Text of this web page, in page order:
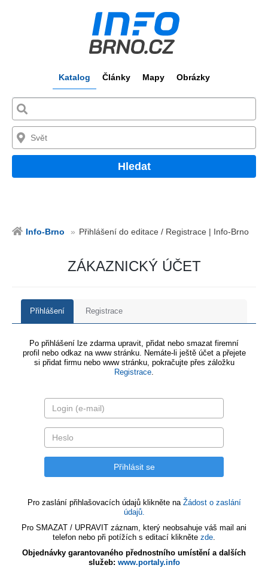
Katalog Články Mapy Obrázky
Hledat
Info-Brno Přihlášení do editace / Registrace | Info-Brno
ZÁKAZNICKÝ ÚČET
Přihlášení Registrace
Po přihlášení lze zdarma upravit, přidat nebo smazat firemní
profil nebo odkaz na www stránku. Nemáte-li ještě účet a přejete
si přidat firmu nebo www stránku, pokračujte přes záložku
Registrace.
Pro zaslání přihlašovacích údajů klikněte na Žádost o zaslání
údajů.
Pro SMAZAT / UPRAVIT záznam, který neobsahuje váš mail ani
telefon nebo při potížích s editací klikněte zde.
Objednávky garantovaného přednostního umístění a dalších
služeb: www.portaly.info